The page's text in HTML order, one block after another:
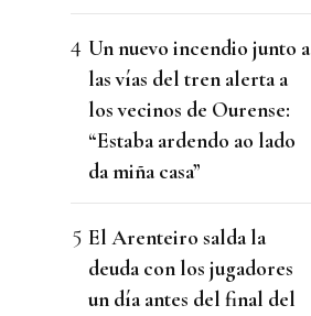
Un nuevo incendio junto a
las vías del tren alerta a
los vecinos de Ourense:
“Estaba ardendo ao lado
da miña casa”
El Arenteiro salda la
deuda con los jugadores
un día antes del final del